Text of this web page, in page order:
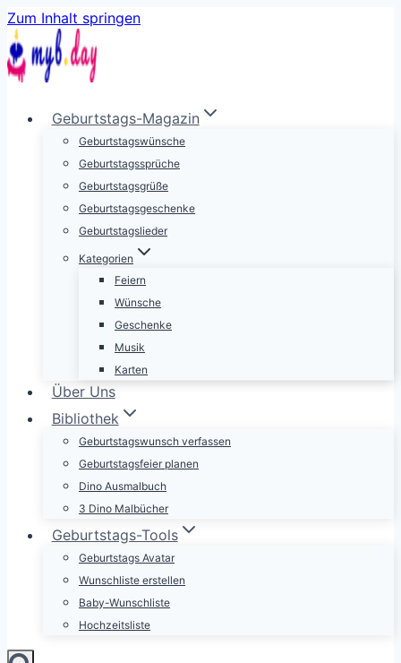
Zum Inhalt springen
Geburtstags-Magazin
Geburtstagswünsche
Geburtstagssprüche
Geburtstagsgrüße
Geburtstagsgeschenke
Geburtstagslieder
Kategorien
Feiern
Wünsche
Geschenke
Musik
Karten
Über Uns
Bibliothek
Geburtstagswunsch verfassen
Geburtstagsfeier planen
Dino Ausmalbuch
3 Dino Malbücher
Geburtstags-Tools
Geburtstags Avatar
Wunschliste erstellen
Baby-Wunschliste
Hochzeitsliste